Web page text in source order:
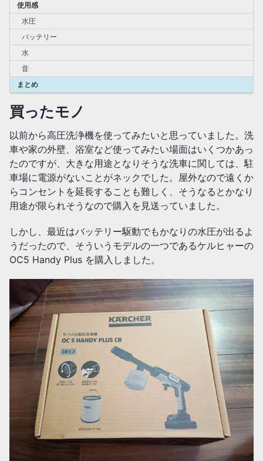
使用感
水圧
バッテリー
水
音
まとめ
買ったモノ
以前から高圧洗浄機を使ってみたいと思っていました。洗
車や家の外壁、浴室など使ってみたい場面はいくつかあっ
たのですが、大きな用途となりそうな洗車に関しては、駐
車場に電源がないことがネックでした。屋外なので遠くか
らコンセントを延長することも難しく、そうなるとかなり
用途が限られそうなので購入を見送っていました。
しかし、最近はバッテリー駆動でもかなりの水圧が出るよ
うだったので、そういうモデルの一つであるケルヒャーの
OC5 Handy Plus を購入しました。